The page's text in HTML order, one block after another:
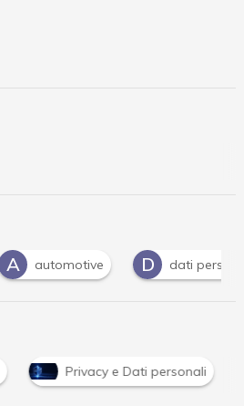
A automotive D dati
Privacy e Dati personali